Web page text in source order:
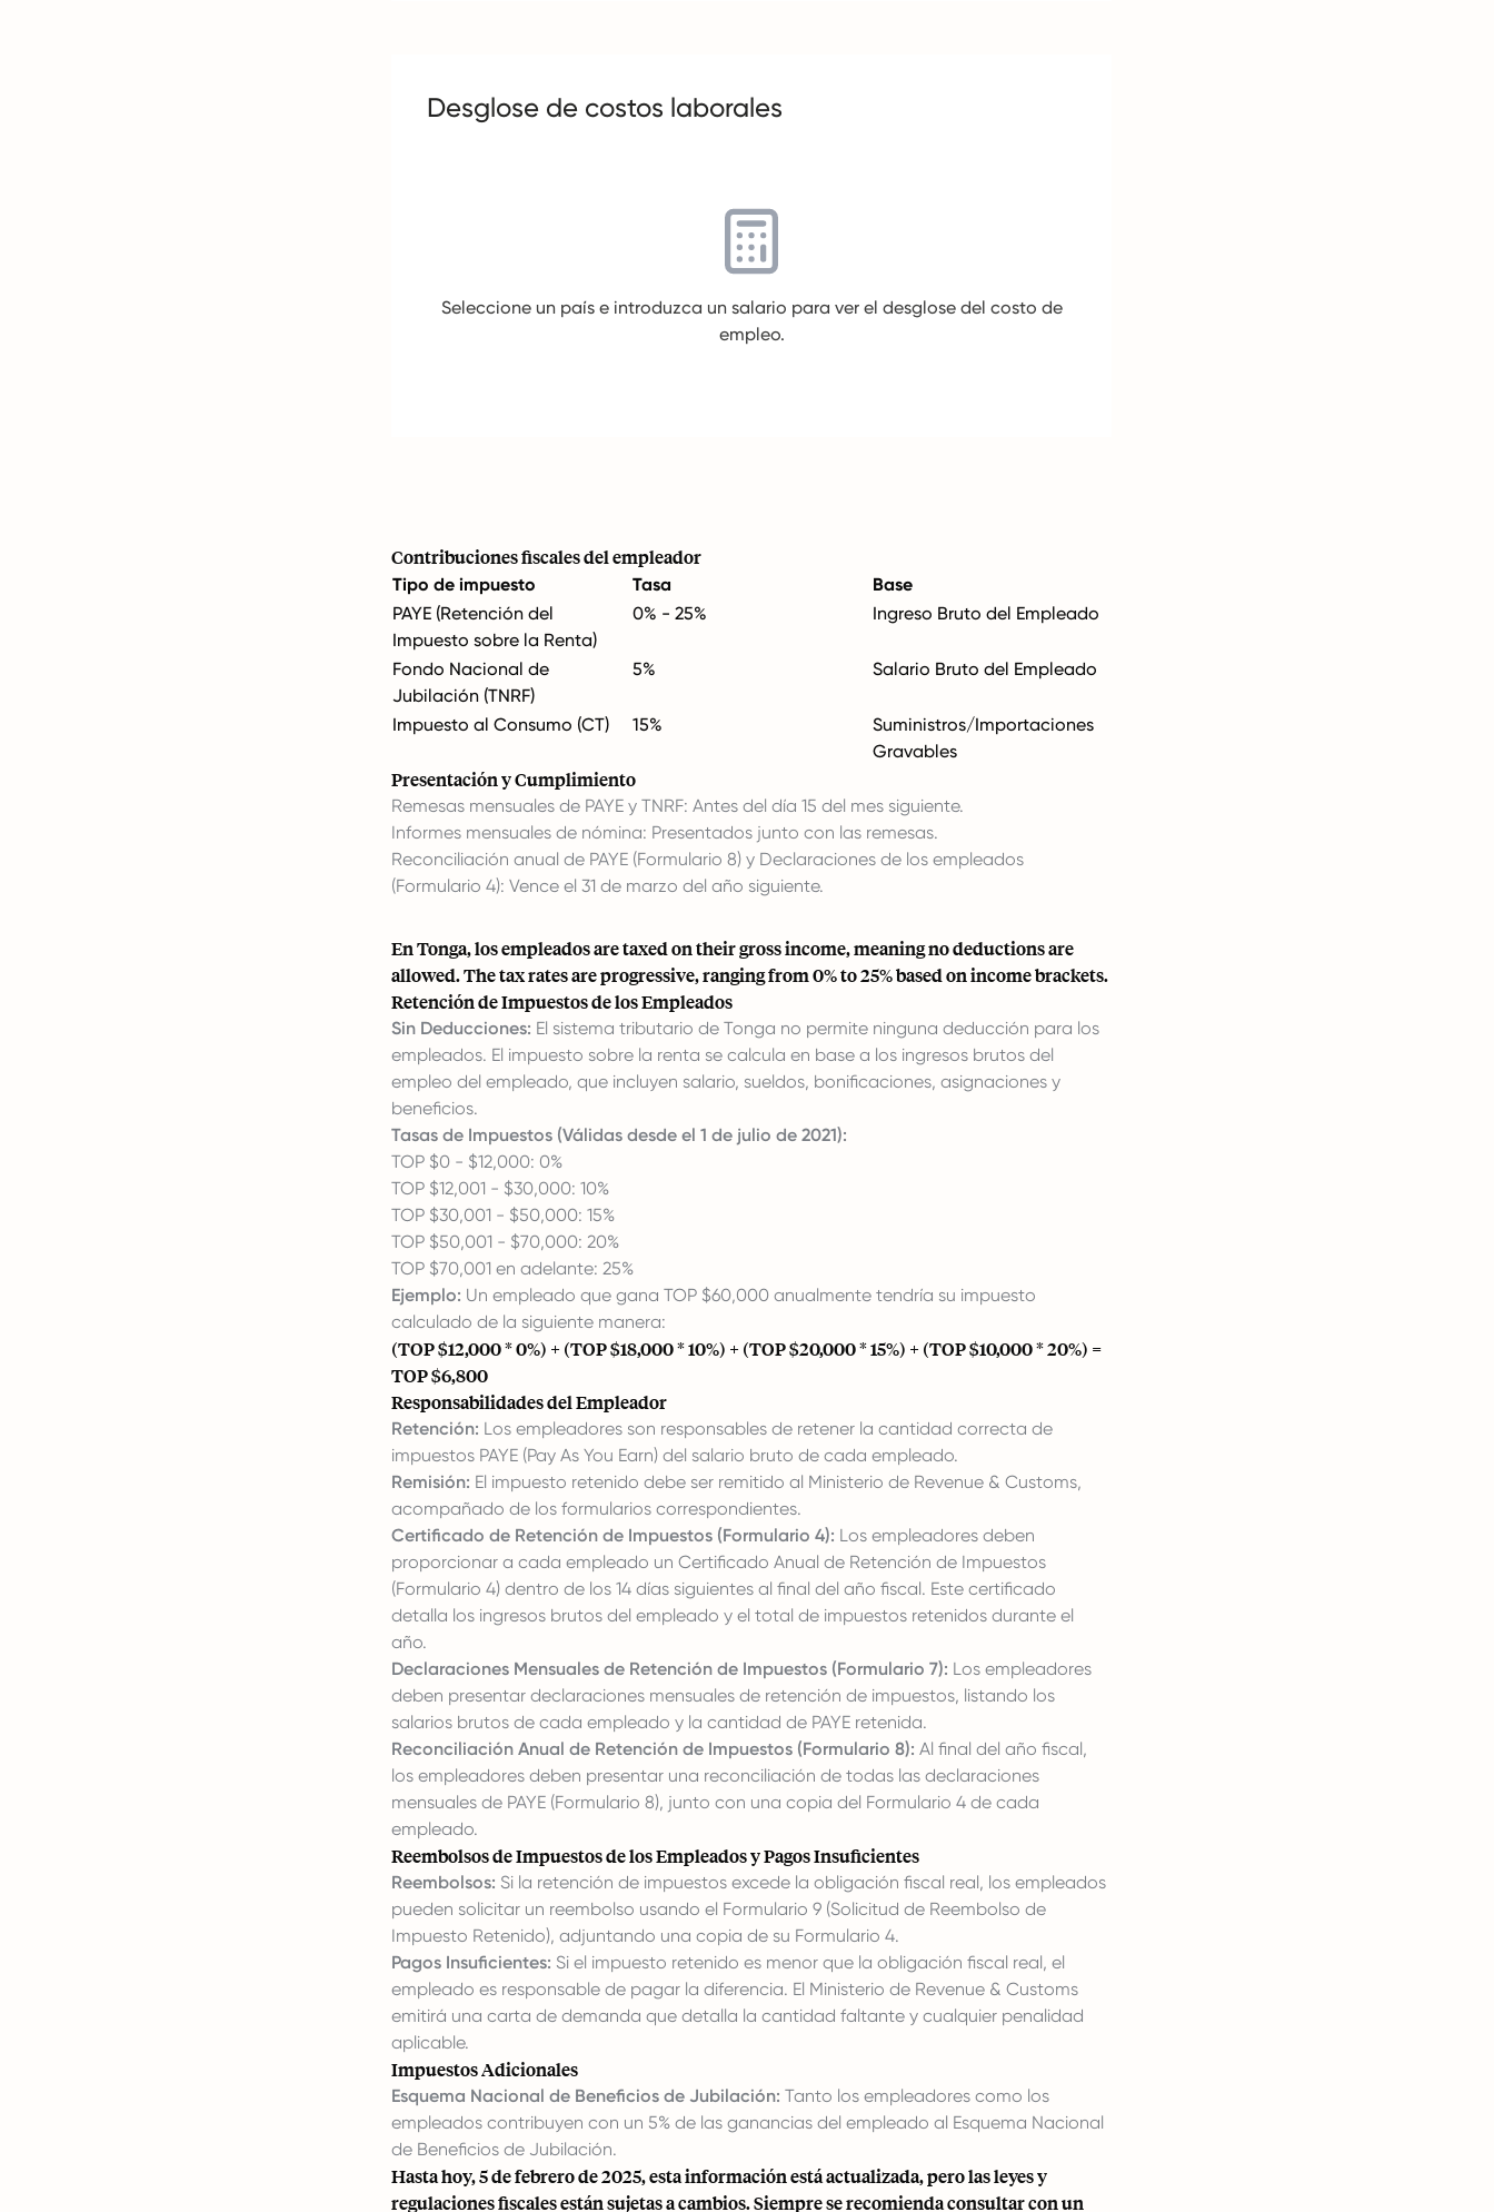
Desglose de costos laborales
Seleccione un país e introduzca un salario para ver el desglose del costo de
empleo.
Contribuciones fiscales del empleador
Tipo de impuesto Tasa
Base
PAYE (Retención del
Impuesto sobre la Renta)
0% - 25% Ingreso Bruto del Empleado
Fondo Nacional de
Jubilación (TNRF)
5% Salario Bruto del Empleado
Impuesto al Consumo (CT) 15%
Suministros/Importaciones
Gravables
Presentación y Cumplimiento
Remesas mensuales de PAYE y TNRF: Antes del día 15 del mes siguiente.
Informes mensuales de nómina: Presentados junto con las remesas.
Reconciliación anual de PAYE (Formulario 8) y Declaraciones de los empleados
(Formulario 4): Vence el 31 de marzo del año siguiente.
En Tonga, los empleados are taxed on their gross income, meaning no deductions are
allowed. The tax rates are progressive, ranging from 0% to 25% based on income brackets.
Retención de Impuestos de los Empleados
Sin Deducciones: El sistema tributario de Tonga no permite ninguna deducción para los
empleados. El impuesto sobre la renta se calcula en base a los ingresos brutos del
empleo del empleado, que incluyen salario, sueldos, bonificaciones, asignaciones y
beneficios.
Tasas de Impuestos (Válidas desde el 1 de julio de 2021):
TOP $0 - $12,000: 0%
TOP $12,001 - $30,000: 10%
TOP $30,001 - $50,000: 15%
TOP $50,001 - $70,000: 20%
TOP $70,001 en adelante: 25%
Ejemplo: Un empleado que gana TOP $60,000 anualmente tendría su impuesto
calculado de la siguiente manera:
(TOP $12,000 * 0%) + (TOP $18,000 * 10%) + (TOP $20,000 * 15%) + (TOP $10,000 * 20%) =
TOP $6,800
Responsabilidades del Empleador
Retención: Los empleadores son responsables de retener la cantidad correcta de
impuestos PAYE (Pay As You Earn) del salario bruto de cada empleado.
Remisión: El impuesto retenido debe ser remitido al Ministerio de Revenue & Customs,
acompañado de los formularios correspondientes.
Certificado de Retención de Impuestos (Formulario 4): Los empleadores deben
proporcionar a cada empleado un Certificado Anual de Retención de Impuestos
(Formulario 4) dentro de los 14 días siguientes al final del año fiscal. Este certificado
detalla los ingresos brutos del empleado y el total de impuestos retenidos durante el
año.
Declaraciones Mensuales de Retención de Impuestos (Formulario 7): Los empleadores
deben presentar declaraciones mensuales de retención de impuestos, listando los
salarios brutos de cada empleado y la cantidad de PAYE retenida.
Reconciliación Anual de Retención de Impuestos (Formulario 8): Al final del año fiscal,
los empleadores deben presentar una reconciliación de todas las declaraciones
mensuales de PAYE (Formulario 8), junto con una copia del Formulario 4 de cada
empleado.
Reembolsos de Impuestos de los Empleados y Pagos Insuficientes
Reembolsos: Si la retención de impuestos excede la obligación fiscal real, los empleados
pueden solicitar un reembolso usando el Formulario 9 (Solicitud de Reembolso de
Impuesto Retenido), adjuntando una copia de su Formulario 4.
Pagos Insuficientes: Si el impuesto retenido es menor que la obligación fiscal real, el
empleado es responsable de pagar la diferencia. El Ministerio de Revenue & Customs
emitirá una carta de demanda que detalla la cantidad faltante y cualquier penalidad
aplicable.
Impuestos Adicionales
Esquema Nacional de Beneficios de Jubilación: Tanto los empleadores como los
empleados contribuyen con un 5% de las ganancias del empleado al Esquema Nacional
de Beneficios de Jubilación.
Hasta hoy, 5 de febrero de 2025, esta información está actualizada, pero las leyes y
regulaciones fiscales están sujetas a cambios. Siempre se recomienda consultar con un